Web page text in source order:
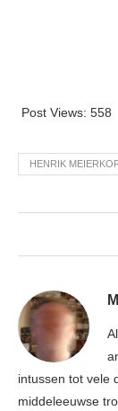
Post Views: 558
HENRIK
intussen tot vele
middeleeuwse